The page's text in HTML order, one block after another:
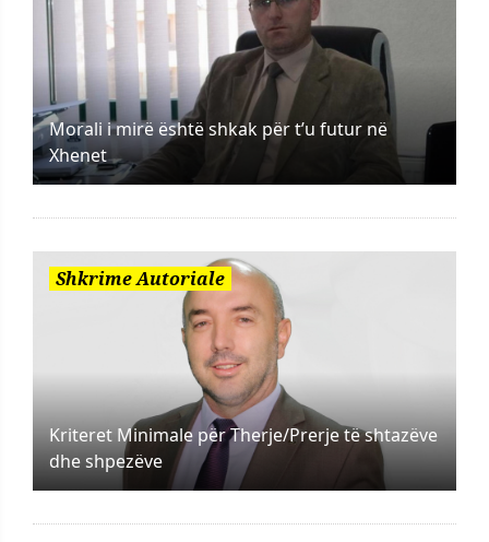
Morali i mirë është shkak për t’u futur në
Xhenet
Shkrime Autoriale
Kriteret Minimale për Therje/Prerje të shtazëve
dhe shpezëve